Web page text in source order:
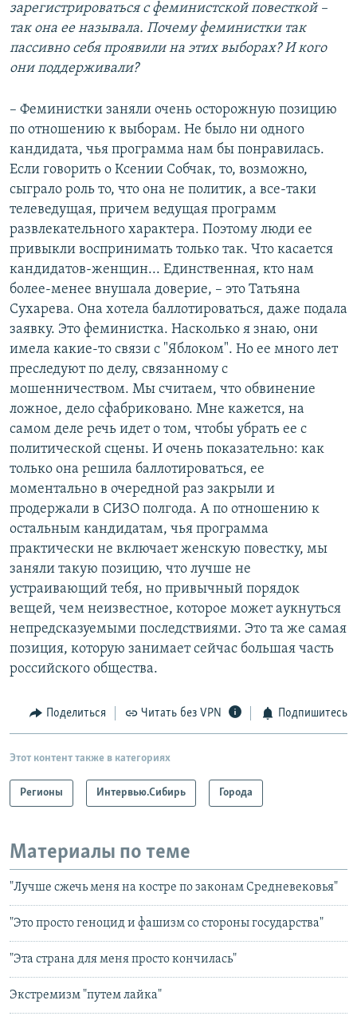
зарегистрироваться с феминистской повесткой –
так она ее называла. Почему феминистки так
пассивно себя проявили на этих выборах? И кого
они поддерживали?
– Феминистки заняли очень осторожную позицию
по отношению к выборам. Не было ни одного
кандидата, чья программа нам бы понравилась.
Если говорить о Ксении Собчак, то, возможно,
сыграло роль то, что она не политик, а все-таки
телеведущая, причем ведущая программ
развлекательного характера. Поэтому люди ее
привыкли воспринимать только так. Что касается
кандидатов-женщин... Единственная, кто нам
более-менее внушала доверие, – это Татьяна
Сухарева. Она хотела баллотироваться, даже подала
заявку. Это феминистка. Насколько я знаю, они
имела какие-то связи с "Яблоком". Но ее много лет
преследуют по делу, связанному с
мошенничеством. Мы считаем, что обвинение
ложное, дело сфабриковано. Мне кажется, на
самом деле речь идет о том, чтобы убрать ее с
политической сцены. И очень показательно: как
только она решила баллотироваться, ее
моментально в очередной раз закрыли и
продержали в СИЗО полгода. А по отношению к
остальным кандидатам, чья программа
практически не включает женскую повестку, мы
заняли такую позицию, что лучше не
устраивающий тебя, но привычный порядок
вещей, чем неизвестное, которое может аукнуться
непредсказуемыми последствиями. Это та же самая
позиция, которую занимает сейчас большая часть
российского общества.
Поделиться Читать без VPN Подпишитесь
Этот контент также в категориях
Регионы Интервью.Сибирь Города
Материалы по теме
"Лучше сжечь меня на костре по законам Средневековья"
"Это просто геноцид и фашизм со стороны государства"
"Эта страна для меня просто кончилась"
Экстремизм "путем лайка"